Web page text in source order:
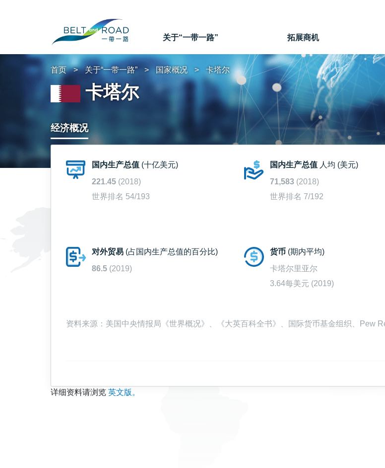
关于“一带一路” 拓展商机
首页 关于“一带一路” 国家概况 卡塔尔
卡塔尔
经济概况
国内生产总值 (十亿美元)
221.45 (2018)
世界排名 54/193
国内生产总值 人均 (美元)
71,583 (2018)
世界排名 7/192
对外贸易 (占国内生产总值的百分比)
86.5 (2019)
货币 (期内平均)
卡塔尔里亚尔
3.64每美元 (2019)
资料来源：美国中央情报局《世界概况》、《大英百科全书》、国际货币基金组织、Pew
详细资料请浏览 英文版。